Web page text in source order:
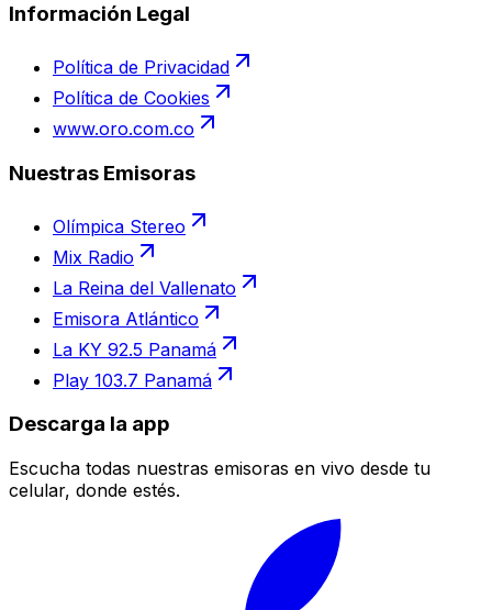
Información Legal
Política de Privacidad
Política de Cookies
www.oro.com.co
Nuestras Emisoras
Olímpica Stereo
Mix Radio
La Reina del Vallenato
Emisora Atlántico
La KY 92.5 Panamá
Play 103.7 Panamá
Descarga la app
Escucha todas nuestras emisoras en vivo desde tu
celular, donde estés.